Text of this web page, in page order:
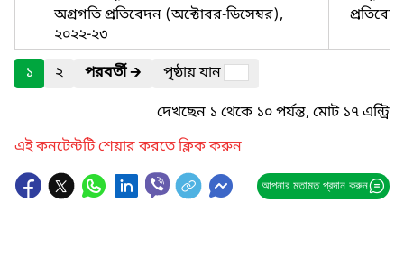
অগ্রগতি প্রতিবেদন (অক্টোবর-ডিসেম্বর),
২০২২-২৩
১ ২ পরবর্তী🡲
পৃষ্ঠায় যান
দেখছেন ১ থেকে ১০ পর্যন্ত, মোট ১৭ এন্ট্রি
এই কনটেন্টটি শেয়ার করতে ক্লিক করুন
আপনার মতামত প্রদান করুন